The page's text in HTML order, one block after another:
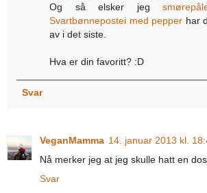
Og så elsker jeg
Svartbønnepostei med pepper har
av i det siste.
Hva er din favoritt? :D
Svar
VeganMamma 14. januar 2013 kl.
Nå merker jeg at jeg skulle hatt en
Svar